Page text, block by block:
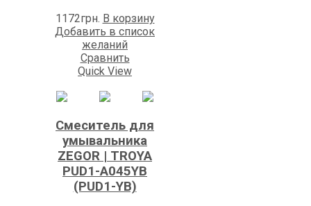
1172грн. В корзину
Добавить в список
желаний
Сравнить
Quick View
Смеситель для
умывальника
ZEGOR | TROYA
PUD1-A045YB
(PUD1-YB)